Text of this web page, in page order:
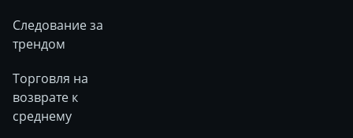
Следование за
трендом
Торговля на
возврате к
среднему